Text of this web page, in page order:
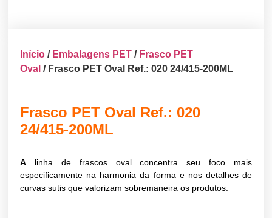
Início / Embalagens PET / Frasco PET
Oval / Frasco PET Oval Ref.: 020 24/415-200ML
Frasco PET Oval Ref.: 020
24/415-200ML
A linha de frascos oval concentra seu foco mais
especificamente na harmonia da forma e nos detalhes de
curvas sutis que valorizam sobremaneira os produtos.